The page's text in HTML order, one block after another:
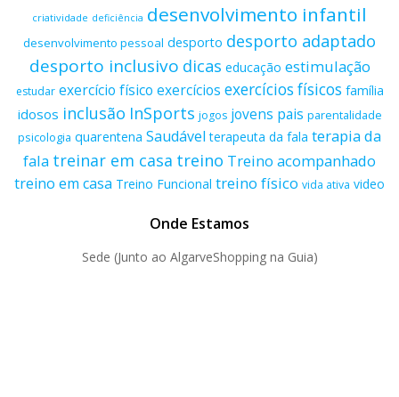
criatividade deficiência desenvolvimento infantil
desenvolvimento pessoal desporto desporto adaptado
desporto inclusivo dicas educação estimulação
estudar exercício físico exercícios exercícios físicos família
idosos inclusão InSports jogos jovens pais parentalidade
psicologia quarentena Saudável terapeuta da fala terapia da
fala treinar em casa treino Treino acompanhado
treino em casa Treino Funcional treino físico vida ativa video
Onde Estamos
Sede (Junto ao AlgarveShopping na Guia)